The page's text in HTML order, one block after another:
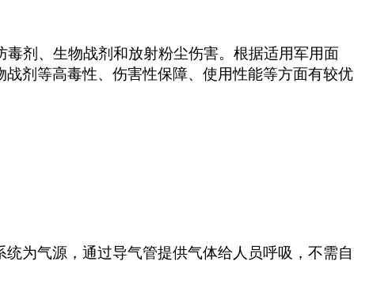
剂、生物战剂和放射粉尘伤害。根据适用军用面
剂等高毒性、伤害性保障、使用性能等方面有较优
为气源，通过导气管提供气体给人员呼吸，不需自